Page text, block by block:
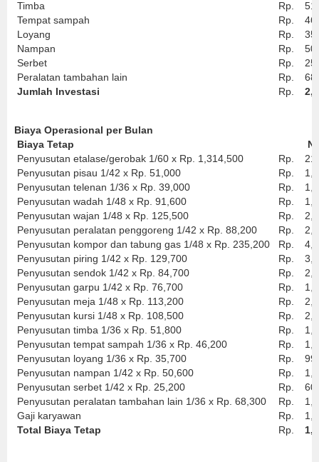
Timba Rp.
Tempat sampah
Rp.
Loyang
Rp.
Nampan
Rp.
Serbet
Rp.
Peralatan tambahan lain
Rp.
Jumlah Investasi
Rp.
Biaya Operasional per Bulan
Biaya Tetap
Penyusutan etalase/gerobak 1/60 x Rp. 1,314,500
Rp.
Penyusutan pisau 1/42 x Rp. 51,000
Rp.
Penyusutan telenan 1/36 x Rp. 39,000
Rp.
Penyusutan wadah 1/48 x Rp. 91,600
Rp.
Penyusutan wajan 1/48 x Rp. 125,500
Rp.
Penyusutan peralatan penggoreng 1/42 x Rp. 88,200
Rp.
Penyusutan kompor dan tabung gas 1/48 x Rp. 235,200
Rp.
Penyusutan piring 1/42 x Rp. 129,700
Rp.
Penyusutan sendok 1/42 x Rp. 84,700
Rp.
Penyusutan garpu 1/42 x Rp. 76,700
Rp.
Penyusutan meja 1/48 x Rp. 113,200
Rp.
Penyusutan kursi 1/48 x Rp. 108,500
Rp.
Penyusutan timba 1/36 x Rp. 51,800
Rp.
Penyusutan tempat sampah 1/36 x Rp. 46,200
Rp.
Penyusutan loyang 1/36 x Rp. 35,700
Rp.
Penyusutan nampan 1/42 x Rp. 50,600
Rp.
Penyusutan serbet 1/42 x Rp. 25,200
Rp.
Penyusutan peralatan tambahan lain 1/36 x Rp. 68,300
Rp.
Gaji karyawan
Rp.
Total Biaya Tetap
Rp.